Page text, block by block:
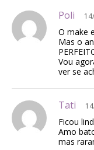
Poli
O make
Mas o
Vou
ver se
Tati
Ficou
Amo
mas